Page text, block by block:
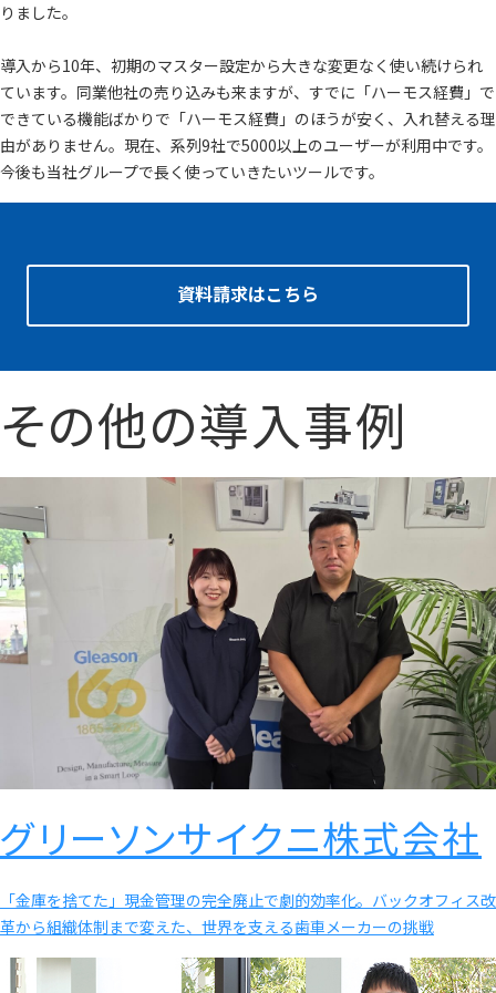
りました。
導入から10年、初期のマスター設定から大きな変更なく使い続けられ
ています。同業他社の売り込みも来ますが、すでに「ハーモス経費」で
できている機能ばかりで「ハーモス経費」のほうが安く、入れ替える理
由がありません。現在、系列9社で5000以上のユーザーが利用中です。
今後も当社グループで長く使っていきたいツールです。
資料請求はこちら
その他の導入事例
グリーソンサイクニ株式会社
「金庫を捨てた」現金管理の完全廃止で劇的効率化。バックオフィス改
革から組織体制まで変えた、世界を支える歯車メーカーの挑戦